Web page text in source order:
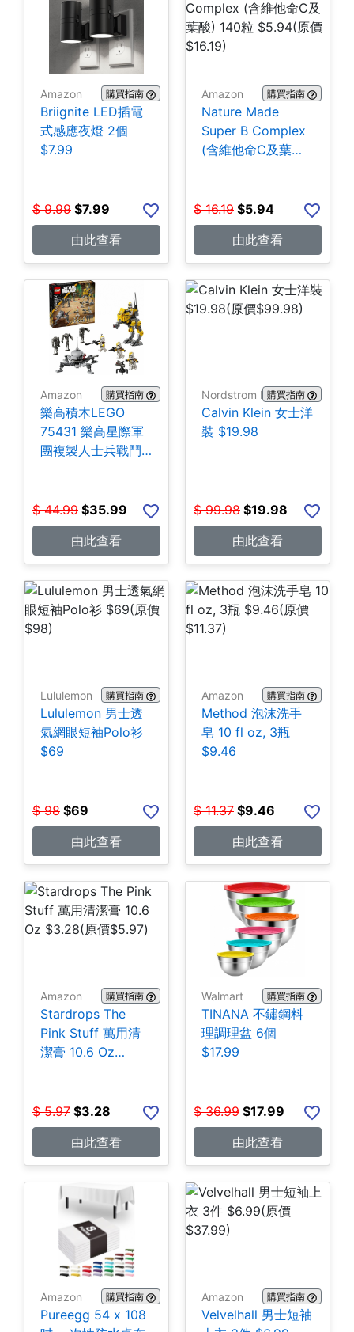
Amazon 購買指南
Briignite LED插電
式感應夜燈 2個
$7.99
$ 9.99 $7.99
由此查看
Amazon 購買指南
Nature Made
Super B Complex
(含維他命C及葉酸)
$ 16.19 $5.94
由此查看
Amazon 購買指南
樂高積木LEGO
75431 樂高星際軍
團複製人士兵戰鬥
$ 44.99 $35.99
由此查看
Nordstrom Rack購買指南
Calvin Klein 女士洋
裝 $19.98
$ 99.98 $19.98
由此查看
Lululemon 購買指南
Lululemon 男士透
氣網眼短袖Polo衫
$69
$ 98 $69
由此查看
Amazon 購買指南
Method 泡沫洗手
皂 10 fl oz, 3瓶
$9.46
$ 11.37 $9.46
由此查看
Amazon 購買指南
Stardrops The
Pink Stuff 萬用清
潔膏 10.6 Oz
$ 5.97 $3.28
由此查看
Walmart 購買指南
TINANA 不鏽鋼料
理調理盆 6個
$17.99
$ 36.99 $17.99
由此查看
Amazon 購買指南
Pureegg 54 x 108
Amazon 購買指南
Velvelhall 男士短袖